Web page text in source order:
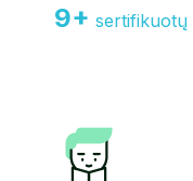
9+ sertifikuotų